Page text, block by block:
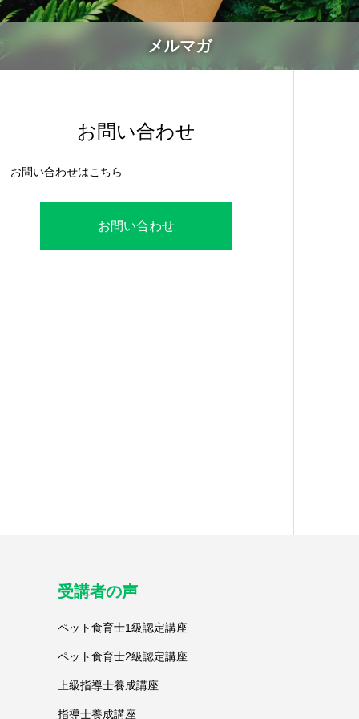
メルマガ
お問い合わせ
お問い合わせはこちら
お問い合わせ
受講者の声
ペット食育士1級認定講座
ペット食育士2級認定講座
上級指導士養成講座
指導士養成講座